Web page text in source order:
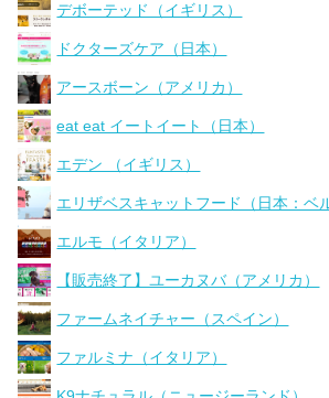
デボーテッド（イギリス）
ドクターズケア（日本）
アースボーン（アメリカ）
eat eat イートイート（日本）
エデン （イギリス）
エリザベスキャットフード（日本：ベ
エルモ（イタリア）
【販売終了】ユーカヌバ（アメリカ）
ファームネイチャー（スペイン）
ファルミナ（イタリア）